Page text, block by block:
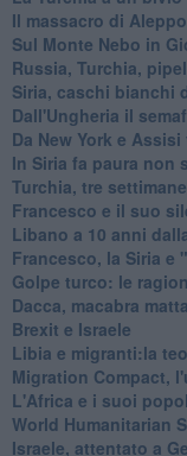
Il massacro di Aleppo
Sul Monte Nebo in
Russia, Turchia,
Siria, caschi bianchi
Dall'Ungheria il
Da New York e
In Siria fa paura non
Turchia, tre
Francesco e il suo
Libano a 10 anni
Francesco, la Siria
Golpe turco: le
Dacca, macabra
Brexit e Israele
Libia e migranti:la
Migration Compact,
L'Africa e i suoi
World Humanitarian
Israele, attentato a